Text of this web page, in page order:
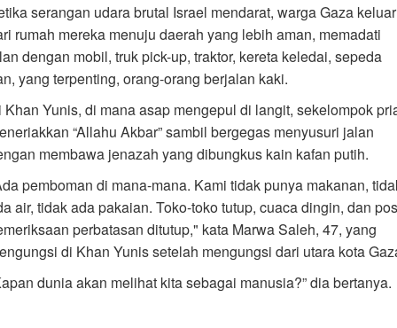
serangan udara brutal Israel mendarat, warga Gaza keluar
rumah mereka menuju daerah yang lebih aman, memadati
dengan mobil, truk pick-up, traktor, kereta keledai, sepeda
yang terpenting, orang-orang berjalan kaki.
Khan Yunis, di mana asap mengepul di langit, sekelompok
“Allahu Akbar” sambil bergegas menyusuri jalan
membawa jenazah yang dibungkus kain kafan putih.
pemboman di mana-mana. Kami tidak punya makanan,
air, tidak ada pakaian. Toko-toko tutup, cuaca dingin, dan pos
perbatasan ditutup," kata Marwa Saleh, 47, yang
di Khan Yunis setelah mengungsi dari utara kota
dunia akan melihat kita sebagai manusia?” dia bertanya.